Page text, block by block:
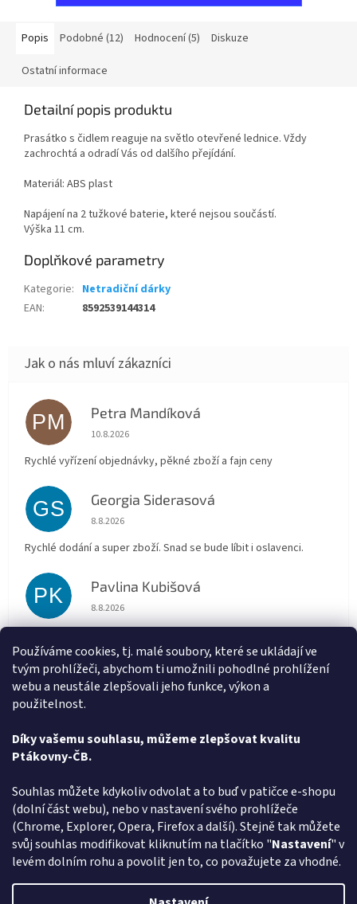
Používáme cookies, tj. malé soubory, které se ukládají ve
tvým prohlížeči, abychom ti umožnili pohodlné prohlížení
webu a neustále zlepšovali jeho funkce, výkon a
použitelnost.
Díky vašemu souhlasu, můžeme zlepšovat kvalitu
Ptákovny-ČB.
Souhlas můžete kdykoliv odvolat a to buď v patičce e-shopu
(dolní část webu), nebo v nastavení svého prohlížeče
(Chrome, Explorer, Opera, Firefox a další). Stejně tak můžete
svůj souhlas modifikovat kliknutím na tlačítko "Nastavení" v
levém dolním rohu a povolit jen to, co považujete za vhodné.
Popis Podobné (12) Hodnocení (5) Diskuze
Ostatní informace
Detailní popis produktu
Prasátko s čidlem reaguje na světlo otevřené lednice. Vždy
zachrochtá a odradí Vás od dalšího přejídání.
Materiál: ABS plast
Napájení na 2 tužkové baterie, které nejsou součástí.
Výška 11 cm.
Doplňkové parametry
Kategorie: Netradiční dárky
EAN: 8592539144314
PM Petra Mandíková
Hodnocení obchodu je 5 z 5 hvězdiček.
10.8.2026
Rychlé vyřízení objednávky, pěkné zboží a fajn ceny
GS Georgia Siderasová
Hodnocení obchodu je 5 z 5 hvězdiček.
8.8.2026
Rychlé dodání a super zboží. Snad se bude líbit i oslavenci.
PK Pavlina Kubišová
Hodnocení obchodu je 5 z 5 hvězdiček.
8.8.2026
MS Marta Sládková
Hodnocení obchodu je 5 z 5 hvězdiček.
6.8.2026
Způsob ověřování recenzí